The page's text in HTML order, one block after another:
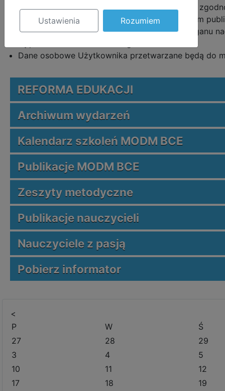
zgody w dowolnym momencie, bez wpływu na
Cofnięcie zgody jest jednoznaczne z usunięciem
Użytkownik ma prawo wniesienia skargi do organu
Dane osobowe Użytkownika przetwarzane będą do
REFORMA EDUKACJI
Archiwum wydarzeń
Kalendarz szkoleń MODM BCE
Publikacje MODM BCE
Zeszyty metodyczne
Publikacje nauczycieli
Nauczyciele z pasją
Pobierz informator
<
P
W Ś
27
28 29
3
4 5
10
11 12
17
18 19
Ustawienia Rozumiem